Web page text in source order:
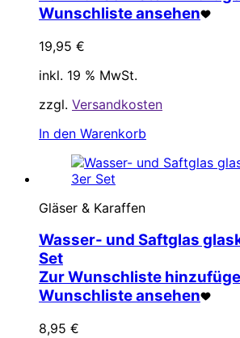
Wunschliste ansehen
19,95 €
inkl. 19 % MwSt.
zzgl. Versandkosten
In den Warenkorb
Gläser & Karaffen
Wasser- und Saftglas
Set
Zur Wunschliste
Wunschliste ansehen
8,95 €